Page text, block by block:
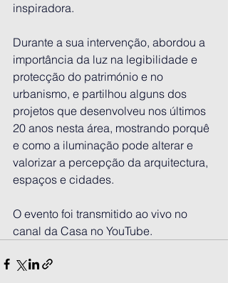
inspiradora.
Durante a sua intervenção, abordou a
importância da luz na legibilidade e
protecção do património e no
urbanismo, e partilhou alguns dos
projetos que desenvolveu nos últimos
20 anos nesta área, mostrando porquê
e como a iluminação pode alterar e
valorizar a percepção da arquitectura,
espaços e cidades.
O evento foi transmitido ao vivo no
canal da Casa no YouTube.